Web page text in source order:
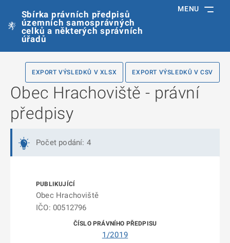
Sbírka právních předpisů
územních samosprávných
celků a některých správních
úřadů
MENU
EXPORT VÝSLEDKŮ V XLSX EXPORT VÝSLEDKŮ V CSV
Obec Hrachoviště - právní
předpisy
Počet podání: 4
Obec Hrachoviště
IČO: 00512796
1/2019